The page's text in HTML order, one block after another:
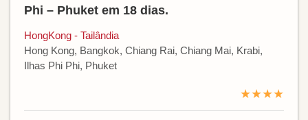
Phi – Phuket em 18 dias.
HongKong - Tailândia
Hong Kong, Bangkok, Chiang Rai, Chiang Mai, Krabi,
Ilhas Phi Phi, Phuket
★★★★